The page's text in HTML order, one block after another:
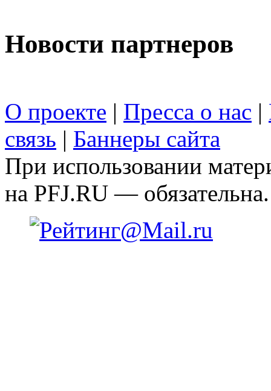
Новости партнеров
О проекте | Пресса о нас |
связь | Баннеры сайта
При использовании
на PFJ.RU — обязательна.